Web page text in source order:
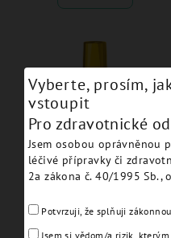
Straight Abutment Non
JDIcon Plus - ICSA4540NEC.
Vyberte, prosím,
vstoupit
Pro zdravotnické
Jsem osobou oprávněnou
léčivé přípravky či
2a zákona č. 40/1995 Sb.,
Potvrzuji, že splňuji
Jsem si vědom/a rizik,